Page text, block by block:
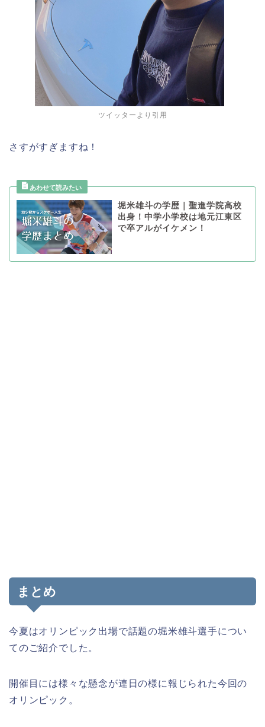
ツイッターより引用
さすがすぎますね！
堀米雄斗の学歴｜聖進学院高校
出身！中学小学校は地元江東区
で卒アルがイケメン！
まとめ
今夏はオリンピック出場で話題の堀米雄斗選手につい
てのご紹介でした。
開催目には様々な懸念が連日の様に報じられた今回の
オリンピック。